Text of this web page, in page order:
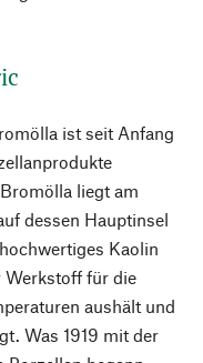
ist seit Anfang
liegt am
dessen Hauptinsel
Kaolin
Werkstoff für die
aushält und
Was 1919 mit der